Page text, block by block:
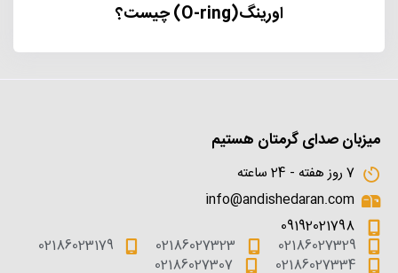
اورینگ(O-ring) چیست؟
میزبان صدای گرمتان هستیم
7 روز هفته - 24 ساعته
info@andishedaran.com
09192021798
02186027329
02186027323
02186023179
02186027334
02186027307